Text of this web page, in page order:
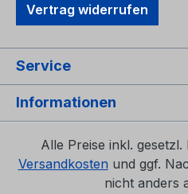
Vertrag widerrufen
Service
Informationen
Alle Preise inkl.
Versandkosten und ggf.
nicht anders